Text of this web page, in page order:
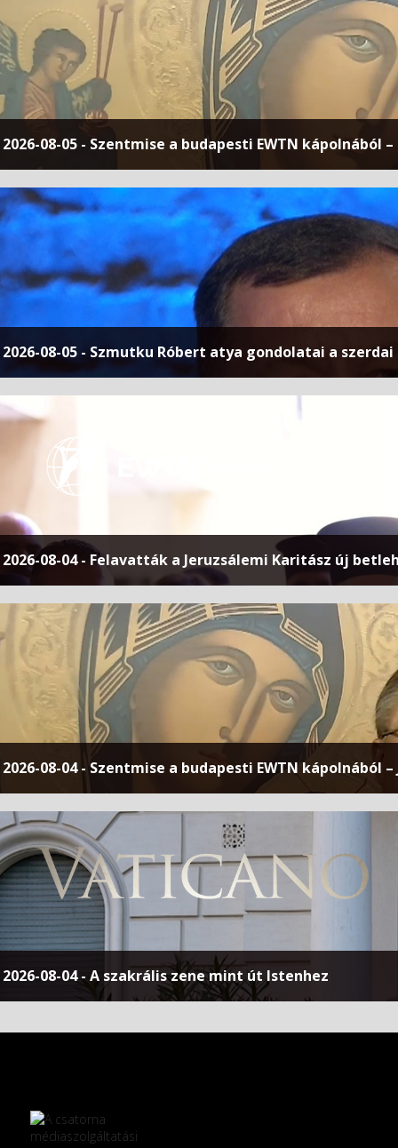
2026-08-05 - Szentmise a budapesti EWTN kápolnából
2026-08-05 - Szmutku Róbert atya gondolatai a
2026-08-04 - Felavatták a Jeruzsálemi Karitász új
2026-08-04 - Szentmise a budapesti EWTN kápolnából –
2026-08-04 - A szakrális zene mint út Istenhez